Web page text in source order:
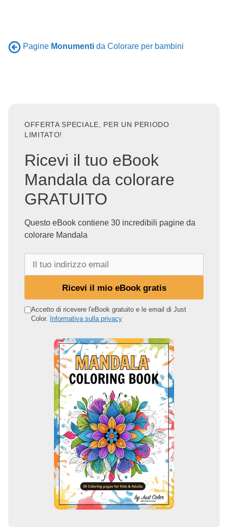
Pagine Monumenti da Colorare per bambini
OFFERTA SPECIALE, PER UN PERIODO
LIMITATO!
Ricevi il tuo eBook
Mandala da colorare
GRATUITO
Questo eBook contiene 30 incredibili pagine da
colorare Mandala
o
Ricevi il mio eBook gratis
Accetto di ricevere l'eBook gratuito e le email di Just
Color. Informativa sulla privacy